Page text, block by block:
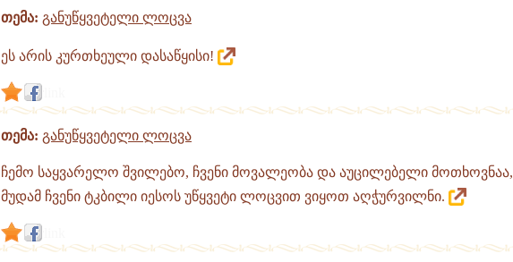
თემა: განუწყვეტელი ლოცვა
ეს არის კურთხეული დასაწყისი!
თემა: განუწყვეტელი ლოცვა
ჩემო საყვარელო შვილებო, ჩვენი მოვალეობა და აუცილებელი მოთხოვნაა,
მუდამ ჩვენი ტკბილი იესოს უწყვეტი ლოცვით ვიყოთ აღჭურვილნი.